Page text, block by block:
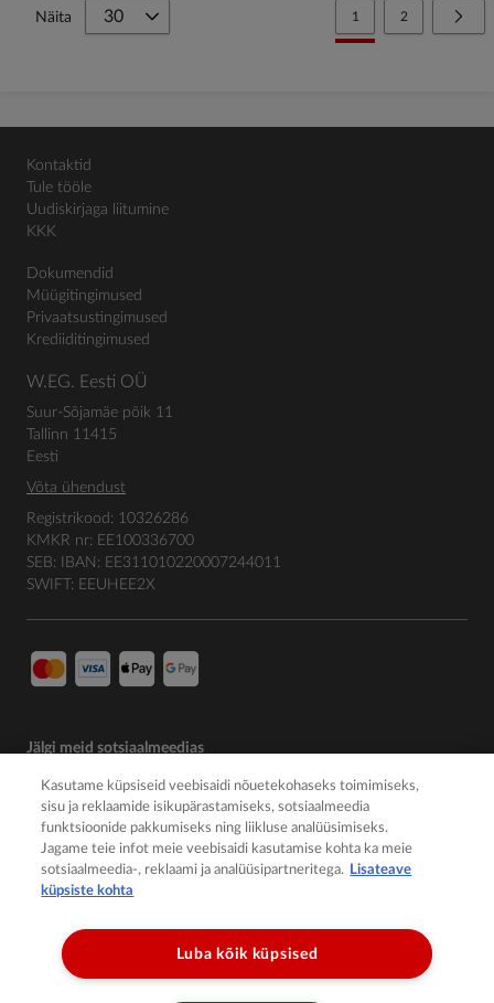
PageYou're currently reading
1 Page
2
Näita
Kontaktid
Tule tööle
Uudiskirjaga liitumine
KKK
Dokumendid
Müügitingimused
Privaatsustingimused
Krediiditingimused
W.EG. Eesti OÜ
Suur-Sõjamäe põik 11
Tallinn 11415
Eesti
Võta ühendust
Registrikood: 10326286
KMKR nr: EE100336700
SEB: IBAN: EE311010220007244011
SWIFT: EEUHEE2X
Jälgi meid sotsiaalmeedias
Kasutame küpsiseid veebisaidi nõuetekohaseks toimimiseks,
sisu ja reklaamide isikupärastamiseks, sotsiaalmeedia
funktsioonide pakkumiseks ning liikluse analüüsimiseks.
Jagame teie infot meie veebisaidi kasutamise kohta ka meie
sotsiaalmeedia-, reklaami ja analüüsipartneritega. Lisateave
küpsiste kohta
Luba kõik küpsised